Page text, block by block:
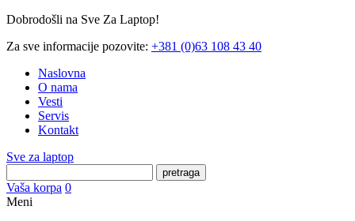
Dobrodošli na Sve Za Laptop!
Za sve informacije pozovite: +381 (0)63 108 43 40
Naslovna
O nama
Vesti
Servis
Kontakt
Sve za laptop
pretraga
Vaša korpa 0
Meni